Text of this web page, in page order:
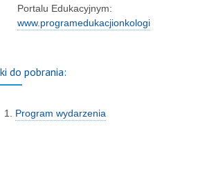
Portalu Edukacyjnym:
www.programedukacjionkologicznej.pl
do pobrania:
Program wydarzenia